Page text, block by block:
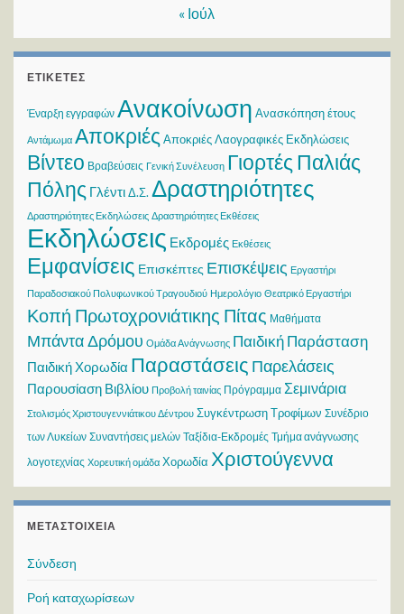
« Ιούλ
ΕΤΙΚΈΤΕΣ
Έναρξη εγγραφών Ανακοίνωση Ανασκόπηση έτους
Αντάμωμα Αποκριές Αποκριές Λαογραφικές Εκδηλώσεις
Βίντεο Βραβεύσεις Γενική Συνέλευση Γιορτές Παλιάς
Πόλης ΓλέντιΔ.Σ. Δραστηριότητες
Δραστηριότητες Εκδηλώσεις Δραστηριότητες Εκθέσεις
Εκδηλώσεις Εκδρομές Εκθέσεις
Εμφανίσεις Επισκέπτες Επισκέψεις Εργαστήρι
Παραδοσιακού Πολυφωνικού Τραγουδιού Ημερολόγιο Θεατρικό Εργαστήρι
Κοπή Πρωτοχρονιάτικης Πίτας Μαθήματα
Μπάντα Δρόμου Ομάδα Ανάγνωσης Παιδική Παράσταση
Παιδική Χορωδία Παραστάσεις Παρελάσεις
Παρουσίαση Βιβλίου Προβολή ταινίας Πρόγραμμα Σεμινάρια
Στολισμός Χριστουγεννιάτικου Δέντρου Συγκέντρωση Τροφίμων Συνέδριο
των Λυκείων Συναντήσεις μελών Ταξίδια-Εκδρομές Τμήμα ανάγνωσης
λογοτεχνίας Χορευτική ομάδα Χορωδία Χριστούγεννα
ΜΕΤΑΣΤΟΙΧΕΊΑ
Σύνδεση
Ροή καταχωρίσεων